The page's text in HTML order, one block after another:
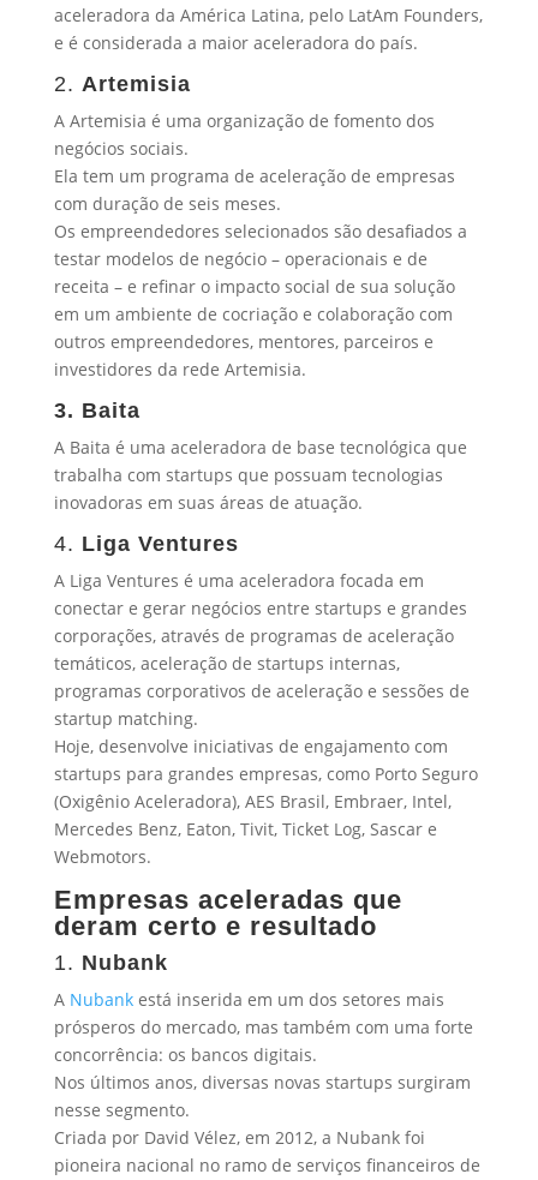
aceleradora da América Latina, pelo LatAm Founders,
e é considerada a maior aceleradora do país.
2. Artemisia
A Artemisia é uma organização de fomento dos
negócios sociais.
Ela tem um programa de aceleração de empresas
com duração de seis meses.
Os empreendedores selecionados são desafiados a
testar modelos de negócio – operacionais e de
receita – e refinar o impacto social de sua solução
em um ambiente de cocriação e colaboração com
outros empreendedores, mentores, parceiros e
investidores da rede Artemisia.
3. Baita
A Baita é uma aceleradora de base tecnológica que
trabalha com startups que possuam tecnologias
inovadoras em suas áreas de atuação.
4. Liga Ventures
A Liga Ventures é uma aceleradora focada em
conectar e gerar negócios entre startups e grandes
corporações, através de programas de aceleração
temáticos, aceleração de startups internas,
programas corporativos de aceleração e sessões de
startup matching.
Hoje, desenvolve iniciativas de engajamento com
startups para grandes empresas, como Porto Seguro
(Oxigênio Aceleradora), AES Brasil, Embraer, Intel,
Mercedes Benz, Eaton, Tivit, Ticket Log, Sascar e
Webmotors.
Empresas aceleradas que
deram certo e resultado
1. Nubank
A Nubankestá inserida em um dos setores mais
prósperos do mercado, mas também com uma forte
concorrência: os bancos digitais.
Nos últimos anos, diversas novas startups surgiram
nesse segmento.
Criada por David Vélez, em 2012, a Nubank foi
pioneira nacional no ramo de serviços financeiros de